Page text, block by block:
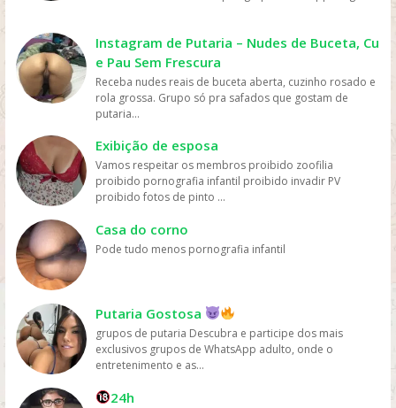
mais fácil e rápido. Preço: os serviços de streaming
cinema ou comprar DVDs, tornando mais fácil para as
pessoas assistirem filmes sem gastar muito dinheiro.
Personalização: os serviços de streaming geralmente
oferecem recomendações personalizadas com base
nos gostos dos usuários, permitindo que eles
descubram novos filmes e programas que possam
filmes online. Em resumo, os filmes são mais assistidos
online devido à sua conveniência, variedade, acesso
fácil, preços acessíveis e personalização, oferecidos
pelas plataformas de streaming.
Instagram de Putaria – Nudes de Buceta, Cu
e Pau Sem Frescura
Receba nudes reais de buceta aberta, cuzinho rosado e
rola grossa. Grupo só pra safados que gostam de
putaria...
Exibição de esposa
Vamos respeitar os membros proibido zoofilia
proibido pornografia infantil proibido invadir PV
proibido fotos de pinto ...
Casa do corno
Pode tudo menos pornografia infantil
Putaria Gostosa
grupos de putaria Descubra e participe dos mais
exclusivos grupos de WhatsApp adulto, onde o
entretenimento e as...
24h